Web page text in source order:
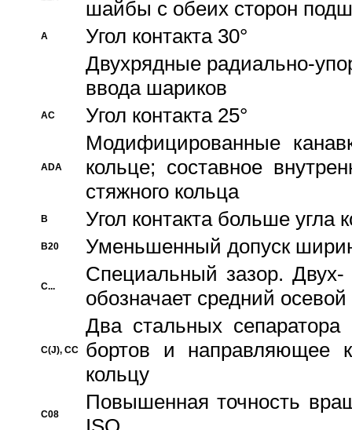
шайбы с обеих сторон
A
Угол контакта 30°
Двухрядные радиально-
ввода шариков
AC Угол контакта 25°
ADA
Модифицированные
кольце; составное
стяжного кольца
B Угол контакта больше угла
B20 Уменьшенный допуск
C...
Специальный зазор.
обозначает средний
C(J), CC
Два стальных сепаратора
бортов и направляющее
кольцу
C08
Повышенная точность